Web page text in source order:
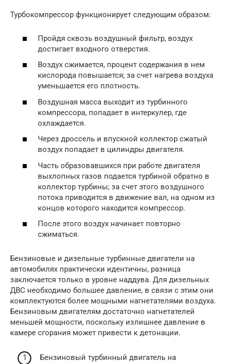
Турбокомпрессор функционирует следующим образом:
Пройдя сквозь воздушный фильтр, воздух
достигает входного отверстия.
Воздух сжимается, процент содержания в нем
кислорода повышается; за счет нагрева воздуха
уменьшается его плотность.
Воздушная масса выходит из турбинного
компрессора, попадает в интеркулер, где
охлаждается.
Через дроссель и впускной коллектор сжатый
воздух попадает в цилиндры двигателя.
Часть образовавшихся при работе двигателя
выхлопных газов подается турбиной обратно в
коллектор турбины; за счет этого воздушного
потока приводится в движение вал, на одном из
концов которого находится компрессор.
После этого воздух начинает повторно
сжиматься.
Бензиновые и дизельные турбинные двигатели на
автомобилях практически идентичны, разница
заключается только в уровне наддува. Для дизельных
ДВС необходимо большее давление, в связи с этим они
комплектуются более мощными нагнетателями воздуха.
Бензиновым двигателям достаточно нагнетателей
меньшей мощности, поскольку излишнее давление в
камере сгорания может привести к детонации.
Бензиновый турбинный двигатель на